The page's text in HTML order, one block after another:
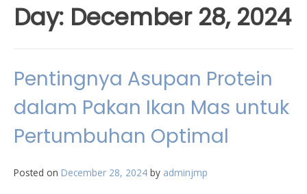
Day: December 28, 2024
Pentingnya Asupan Protein
dalam Pakan Ikan Mas untuk
Pertumbuhan Optimal
Posted on December 28, 2024 by adminjmp